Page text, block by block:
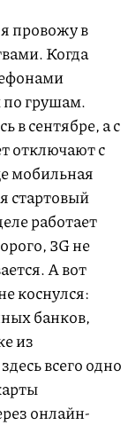
провожу в
Когда
по грушам.
в сентябре, а с
отключают с
мобильная
стартовый
работает
3G не
А вот
коснулся:
банков,
из
всего одно
онлайн-